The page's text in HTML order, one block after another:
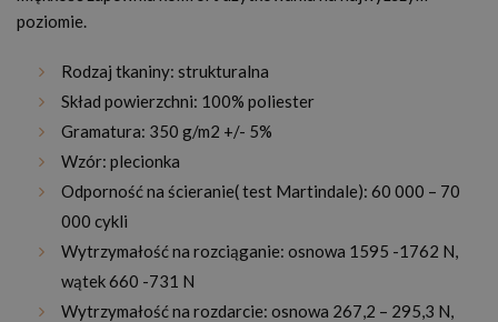
poziomie.
Rodzaj tkaniny: strukturalna
Skład powierzchni: 100% poliester
Gramatura: 350 g/m2 +/- 5%
Wzór: plecionka
Odporność na ścieranie( test Martindale): 60 000 – 70
000 cykli
Wytrzymałość na rozciąganie: osnowa 1595 -1762 N,
wątek 660 -731 N
Wytrzymałość na rozdarcie: osnowa 267,2 – 295,3 N,